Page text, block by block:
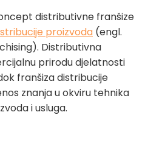
distributivne franšize
proizvoda (engl.
Distributivna
prirodu djelatnosti
franšiza distribucije
znanja u okviru tehnika
i usluga.